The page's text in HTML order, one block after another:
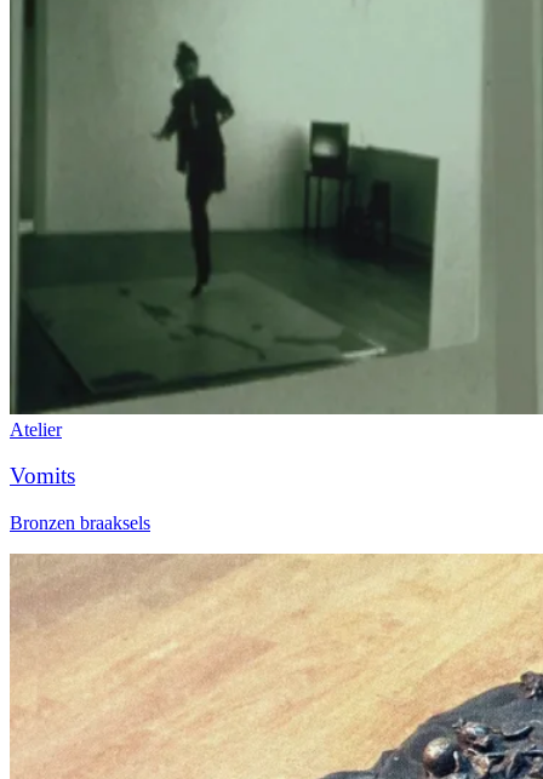
Atelier
Vomits
Bronzen braaksels